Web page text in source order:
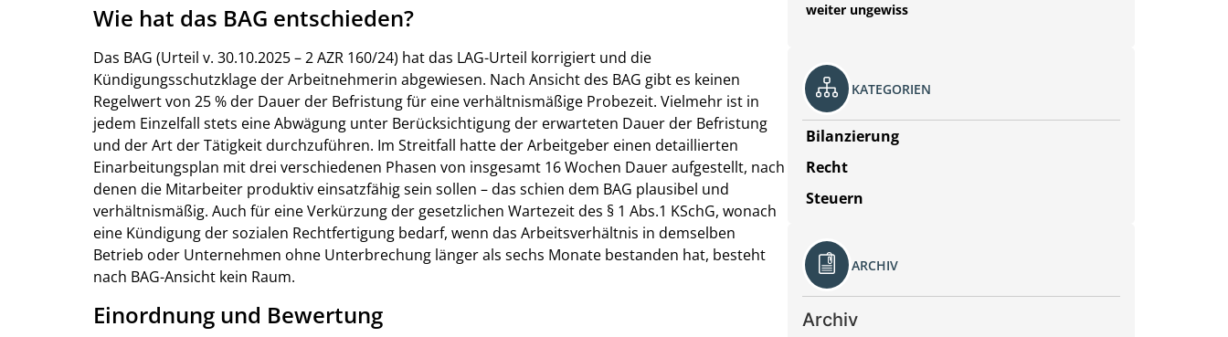
Wie hat das BAG entschieden?
Das BAG (Urteil v. 30.10.2025 – 2 AZR 160/24) hat das LAG-Urteil korrigiert und die
Kündigungsschutzklage der Arbeitnehmerin abgewiesen. Nach Ansicht des BAG gibt es keinen
Regelwert von 25 % der Dauer der Befristung für eine verhältnismäßige Probezeit. Vielmehr ist in
jedem Einzelfall stets eine Abwägung unter Berücksichtigung der erwarteten Dauer der Befristung
und der Art der Tätigkeit durchzuführen. Im Streitfall hatte der Arbeitgeber einen detaillierten
Einarbeitungsplan mit drei verschiedenen Phasen von insgesamt 16 Wochen Dauer aufgestellt, nach
denen die Mitarbeiter produktiv einsatzfähig sein sollen – das schien dem BAG plausibel und
verhältnismäßig. Auch für eine Verkürzung der gesetzlichen Wartezeit des § 1 Abs.1 KSchG, wonach
eine Kündigung der sozialen Rechtfertigung bedarf, wenn das Arbeitsverhältnis in demselben
Betrieb oder Unternehmen ohne Unterbrechung länger als sechs Monate bestanden hat, besteht
nach BAG-Ansicht kein Raum.
Einordnung und Bewertung
weiter ungewiss
KATEGORIEN
Bilanzierung
Recht
Steuern
ARCHIV
Archiv